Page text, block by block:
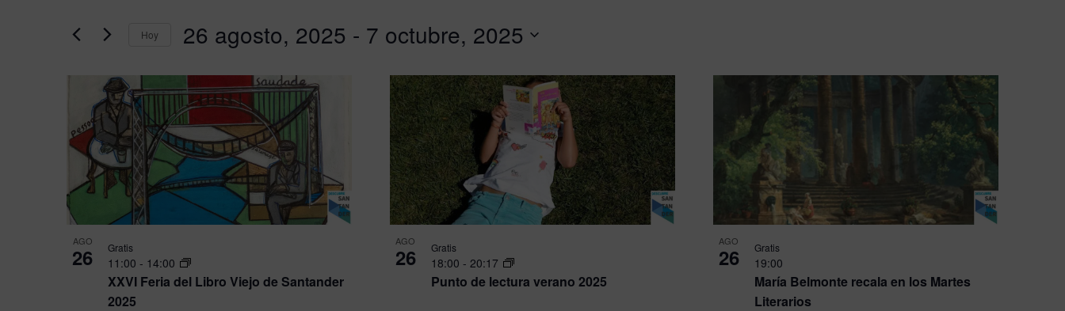
vistas
Eventos
Busca
palabra
clave.
por
Hoy 26 agosto, 2025 - 7 octubre, 2025
fecha.
List
events
in
Photo
View
AGO
26
XXVI Feria del Libro Viejo de Santander
2025
11:00 - 14:00
Gratis AGO
26
Punto de lectura verano 2025
18:00 - 20:17
Gratis AGO
26
María Belmonte recala en los Martes
Literarios
19:00
Gratis